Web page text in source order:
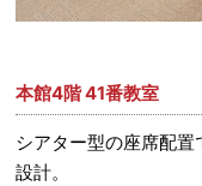
本館4階 41番教室
シアター型の座席配置
設計。